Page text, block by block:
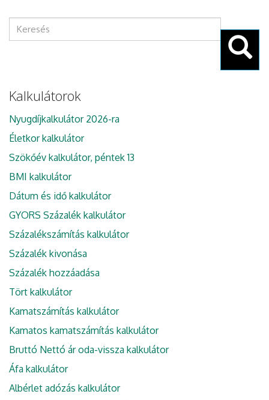
Keresés
űrlap
Kalkulátorok
Nyugdíjkalkulátor 2026-ra
Életkor kalkulátor
Szökőév kalkulátor, péntek 13
BMI kalkulátor
Dátum és idő kalkulátor
GYORS Százalék kalkulátor
Százalékszámítás kalkulátor
Százalék kivonása
Százalék hozzáadása
Tört kalkulátor
Kamatszámítás kalkulátor
Kamatos kamatszámítás kalkulátor
Bruttó Nettó ár oda-vissza kalkulátor
Áfa kalkulátor
Albérlet adózás kalkulátor